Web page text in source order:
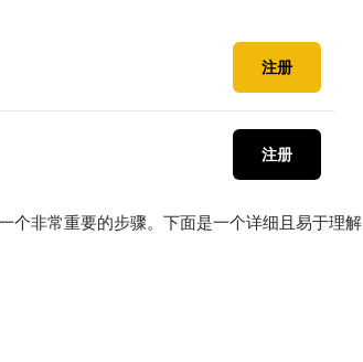
注册
注册
个非常重要的步骤。下面是一个详细且易于理解